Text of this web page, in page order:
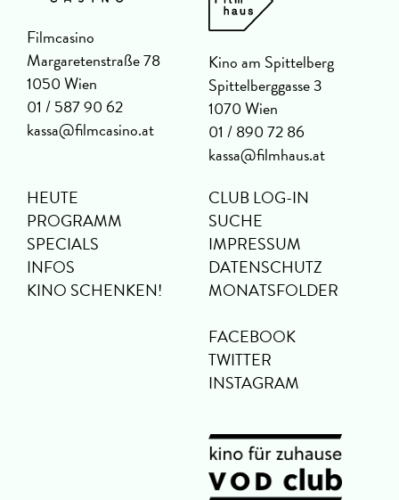
Filmcasino
Margaretenstraße 78
1050 Wien
01 / 587 90 62
kassa@filmcasino.at
Kino am Spittelberg
Spittelberggasse 3
1070 Wien
01 / 890 72 86
kassa@filmhaus.at
HEUTE
PROGRAMM
SPECIALS
INFOS
KINO SCHENKEN!
CLUB LOG-IN
SUCHE
IMPRESSUM
DATENSCHUTZ
MONATSFOLDER
FACEBOOK
TWITTER
INSTAGRAM